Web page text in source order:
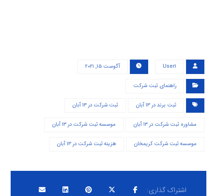
User۱ آگوست ۱۵, ۲۰۲۱
راهنمای ثبت شرکت
ثبت برند در ۱۳ آبان ثبت شرکت در ۱۳ آبان
مشاوره ثبت شرکت در ۱۳ آبان موسسه ثبت شرکت در ۱۳ آبان
موسسه ثبت شرکت کریمخان هزینه ثبت شرکت در ۱۳ آبان